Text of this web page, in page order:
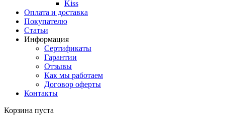
Kiss
Оплата и доставка
Покупателю
Статьи
Информация
Сертификаты
Гарантии
Отзывы
Как мы работаем
Договор оферты
Контакты
Корзина пуста